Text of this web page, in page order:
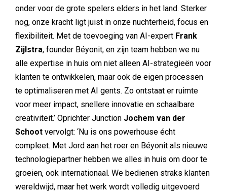
onder voor de grote spelers elders in het land. Sterker
nog, onze kracht ligt juist in onze nuchterheid, focus en
flexibiliteit. Met de toevoeging van AI-expert Frank
Zijlstra, founder Béyonit, en zijn team hebben we nu
alle expertise in huis om niet alleen AI-strategieën voor
klanten te ontwikkelen, maar ook de eigen processen
te optimaliseren met AI gents. Zo ontstaat er ruimte
voor meer impact, snellere innovatie en schaalbare
creativiteit.’ Oprichter Junction Jochem van der
Schoot vervolgt: ‘Nu is ons powerhouse écht
compleet. Met Jord aan het roer en Béyonit als nieuwe
technologiepartner hebben we alles in huis om door te
groeien, ook internationaal. We bedienen straks klanten
wereldwijd, maar het werk wordt volledig uitgevoerd